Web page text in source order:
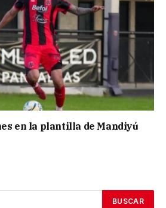
en la plantilla de Mandiyú